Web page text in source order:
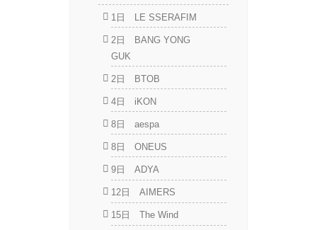
1日 LE SSERAFIM
2日 BANG YONG
GUK
2日 BTOB
4日 iKON
8日 aespa
8日 ONEUS
9日 ADYA
12日 AIMERS
15日 The Wind